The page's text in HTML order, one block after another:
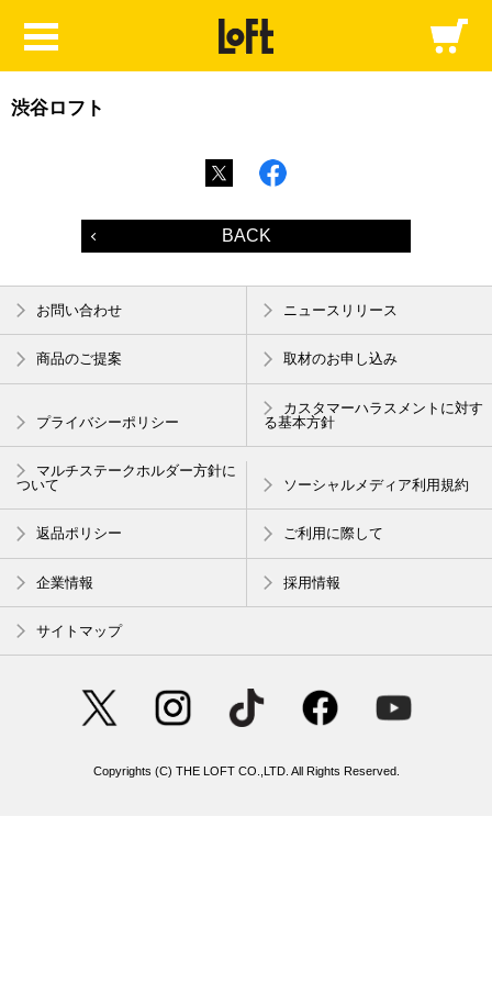
渋谷ロフト
BACK
お問い合わせ ニュースリリース
商品のご提案 取材のお申し込み
プライバシーポリシー
カスタマーハラスメントに対す
る基本方針
マルチステークホルダー方針に
ついて
ソーシャルメディア利用規約
返品ポリシー ご利用に際して
企業情報 採用情報
サイトマップ
Copyrights (C) THE LOFT CO.,LTD. All Rights Reserved.